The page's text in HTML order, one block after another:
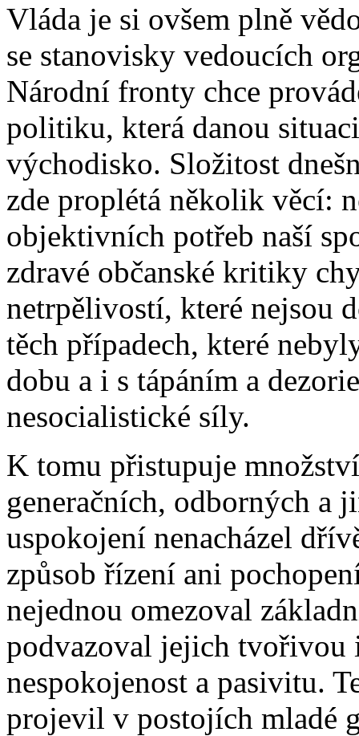
Vláda je si ovšem plně
se stanovisky vedoucích
Národní fronty chce
politiku, která danou
východisko. Složitost
zde proplétá několik věcí:
objektivních potřeb naší
zdravé občanské kritiky
netrpělivostí, které nejsou
těch případech, které
dobu a i s tápáním a
nesocialistické síly.
K tomu přistupuje
generačních, odborných a
uspokojení nenacházel
způsob řízení ani
nejednou omezoval
podvazoval jejich
nespokojenost a pasivitu.
projevil v postojích mladé